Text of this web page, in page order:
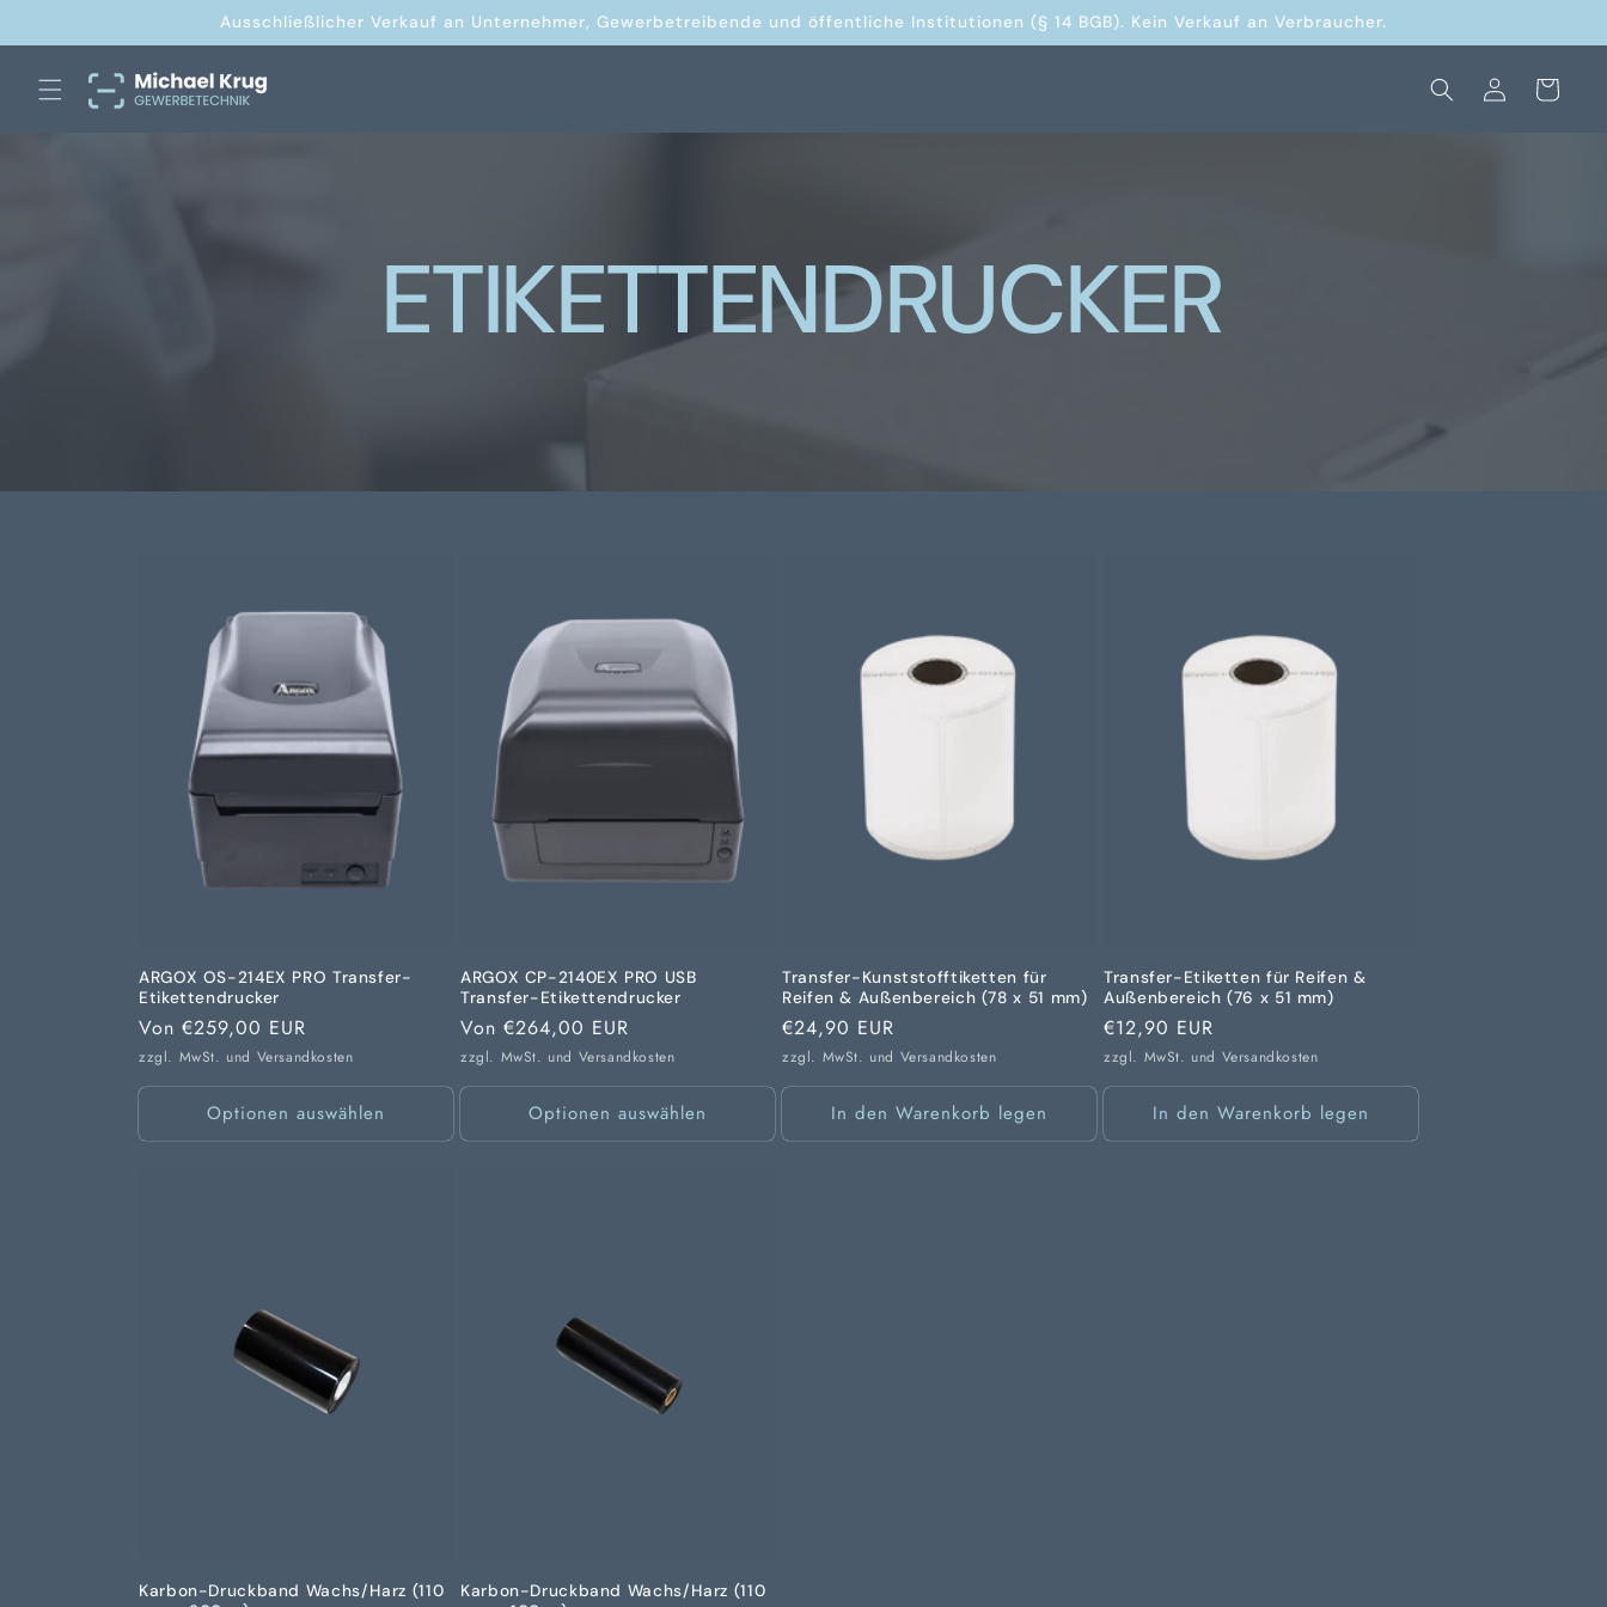
Inhalt
Ausschließlicher Verkauf an Unternehmer, Gewerbetreibende und öffentliche Institutionen (§ 14 BGB). Kein Verkauf an Verbraucher.
EinloggenWarenkorb
ETIKETTENDRUCKER
ARGOX OS-214EX PRO Transfer-
Etikettendrucker
Normaler
Preis
Von €259,00 EUR
zzgl. MwSt. und Versandkosten
Optionen auswählen
ARGOX CP-2140EX PRO USB
Transfer-Etikettendrucker
Normaler
Preis
Von €264,00 EUR
zzgl. MwSt. und Versandkosten
Optionen auswählen
Transfer-Kunststofftiketten für
Reifen & Außenbereich (78 x 51 mm)
Normaler
Preis
€24,90 EUR
zzgl. MwSt. und Versandkosten
In den Warenkorb legen
Transfer-Etiketten für Reifen &
Außenbereich (76 x 51 mm)
Normaler
Preis
€12,90 EUR
zzgl. MwSt. und Versandkosten
In den Warenkorb legen
Karbon-Druckband Wachs/Harz (110
Karbon-Druckband Wachs/Harz (110